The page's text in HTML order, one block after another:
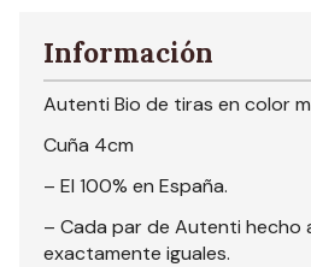
Información
Autenti Bio de tiras en color
Cuña 4cm
– El 100% en España.
– Cada par de Autenti hecho
exactamente iguales.